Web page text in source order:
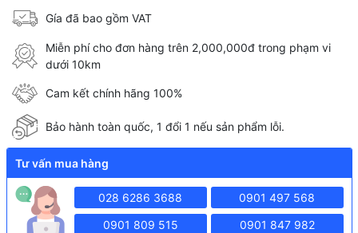
Gía đã bao gồm VAT
Miễn phí cho đơn hàng trên 2,000,000đ trong phạm vi
dưới 10km
Cam kết chính hãng 100%
Bảo hành toàn quốc, 1 đổi 1 nếu sản phẩm lỗi.
Tư vấn mua hàng
028 6286 3688 0901 497 568
0901 809 515 0901 847 982